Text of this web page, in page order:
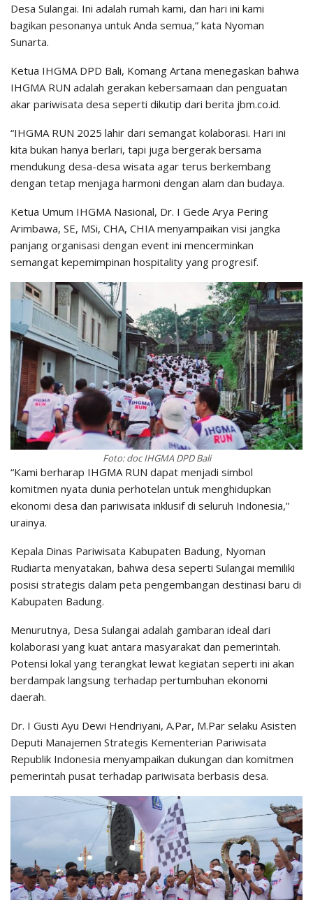
Desa Sulangai. Ini adalah rumah kami, dan hari ini kami
bagikan pesonanya untuk Anda semua,” kata Nyoman
Sunarta.
Ketua IHGMA DPD Bali, Komang Artana menegaskan bahwa
IHGMA RUN adalah gerakan kebersamaan dan penguatan
akar pariwisata desa seperti dikutip dari berita jbm.co.id.
“IHGMA RUN 2025 lahir dari semangat kolaborasi. Hari ini
kita bukan hanya berlari, tapi juga bergerak bersama
mendukung desa-desa wisata agar terus berkembang
dengan tetap menjaga harmoni dengan alam dan budaya.
Ketua Umum IHGMA Nasional, Dr. I Gede Arya Pering
Arimbawa, SE, MSi, CHA, CHIA menyampaikan visi jangka
panjang organisasi dengan event ini mencerminkan
semangat kepemimpinan hospitality yang progresif.
Foto: doc IHGMA DPD Bali
“Kami berharap IHGMA RUN dapat menjadi simbol
komitmen nyata dunia perhotelan untuk menghidupkan
ekonomi desa dan pariwisata inklusif di seluruh Indonesia,”
urainya.
Kepala Dinas Pariwisata Kabupaten Badung, Nyoman
Rudiarta menyatakan, bahwa desa seperti Sulangai memiliki
posisi strategis dalam peta pengembangan destinasi baru di
Kabupaten Badung.
Menurutnya, Desa Sulangai adalah gambaran ideal dari
kolaborasi yang kuat antara masyarakat dan pemerintah.
Potensi lokal yang terangkat lewat kegiatan seperti ini akan
berdampak langsung terhadap pertumbuhan ekonomi
daerah.
Dr. I Gusti Ayu Dewi Hendriyani, A.Par, M.Par selaku Asisten
Deputi Manajemen Strategis Kementerian Pariwisata
Republik Indonesia menyampaikan dukungan dan komitmen
pemerintah pusat terhadap pariwisata berbasis desa.